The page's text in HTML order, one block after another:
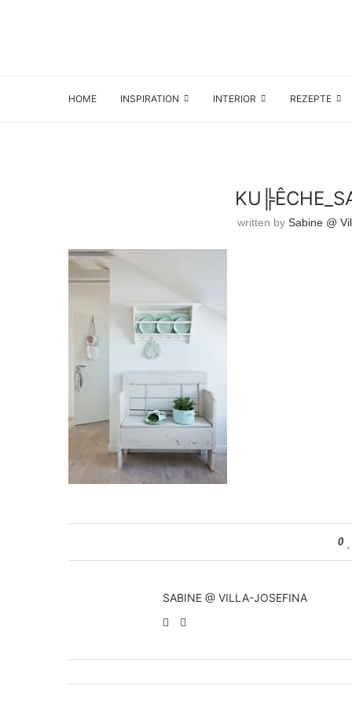
HOME INSPIRATION INTERIOR REZEPTE
written by Sabine @
0
SABINE @ VILLA-JOSEFINA